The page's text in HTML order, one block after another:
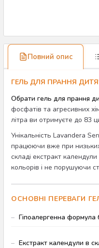
Повний опис
ГЕЛЬ ДЛЯ ПРАННЯ
Обрати гель для прання
фосфатів та агресивних
літра ви отримуєте до 83
Унікальність Lavandera
працюючи вже при низьких
складі екстракт
кольорів і не порушуючи
ОСНОВНІ ПЕРЕВАГИ
Гіпоалергенна формула
Екстракт календули в